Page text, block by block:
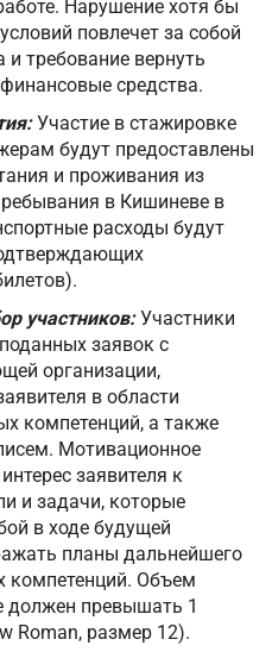
Нарушение хотя бы
повлечет за собой
требование вернуть
средства.
Участие в стажировке
будут предоставлены
и проживания из
в Кишиневе в
расходы будут
участников:Участники
заявок с
организации,
в области
компетенций, а также
Мотивационное
заявителя к
и задачи, которые
в ходе будущей
планы дальнейшего
компетенций. Объем
должен превышать 1
Roman, размер 12).